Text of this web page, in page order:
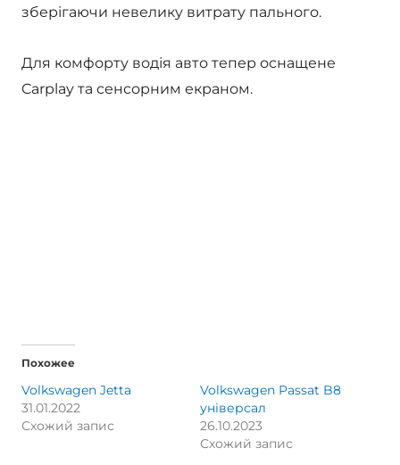
зберігаючи невелику витрату пального.
Для комфорту водія авто тепер оснащене
Carplay та сенсорним екраном.
Похожее
Volkswagen Jetta
31.01.2022
Схожий запис
Volkswagen Passat B8
універсал
26.10.2023
Схожий запис